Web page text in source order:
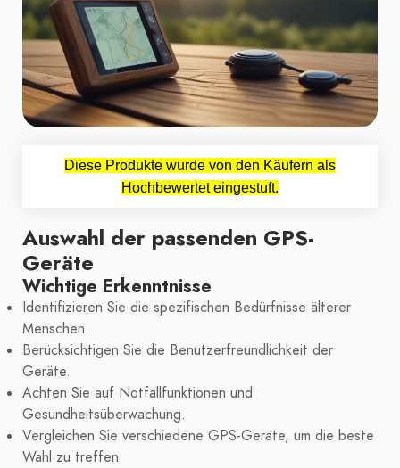
Diese Produkte wurde von den Käufern als
Hochbewertet eingestuft.
Auswahl der passenden GPS-
Geräte
Wichtige Erkenntnisse
Identifizieren Sie die spezifischen Bedürfnisse älterer
Menschen.
Berücksichtigen Sie die Benutzerfreundlichkeit der
Geräte.
Achten Sie auf Notfallfunktionen und
Gesundheitsüberwachung.
Vergleichen Sie verschiedene GPS-Geräte, um die beste
Wahl zu treffen.